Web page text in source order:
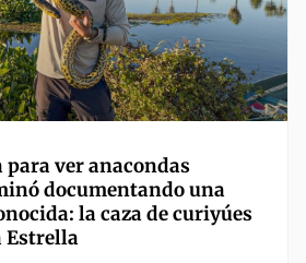
para ver anacondas
documentando una
la caza de curiyúes
Estrella